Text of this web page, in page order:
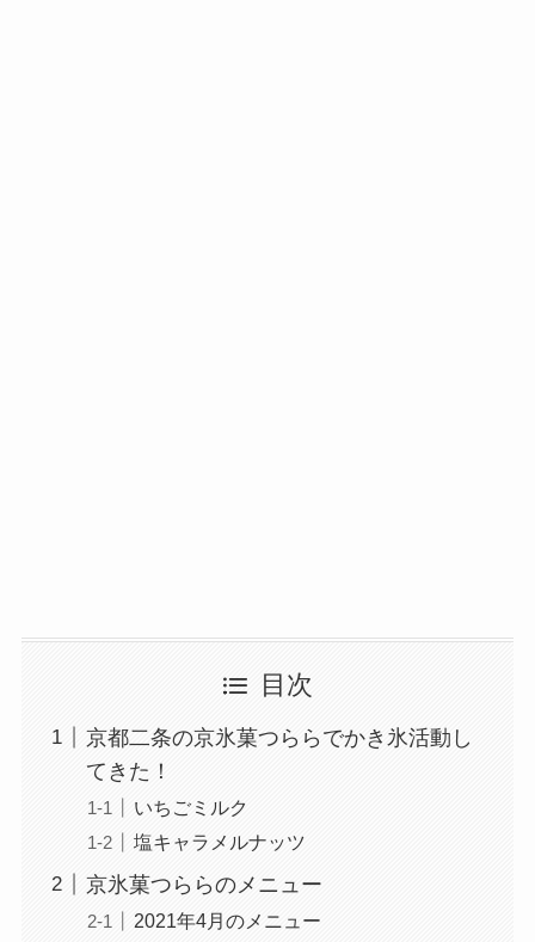
目次
京都二条の京氷菓つららでかき氷活動し
てきた！
いちごミルク
塩キャラメルナッツ
京氷菓つららのメニュー
2021年4月のメニュー